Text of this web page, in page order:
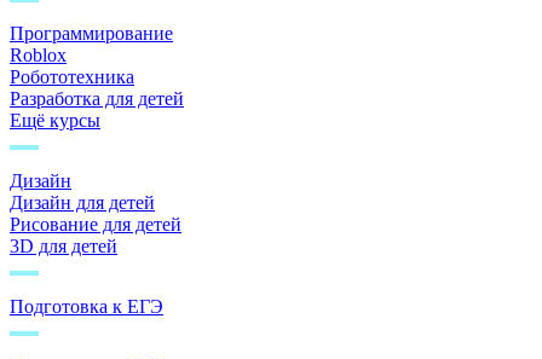
Программирование
Roblox
Робототехника
Разработка для детей
Ещё курсы
Дизайн
Дизайн для детей
Рисование для детей
3D для детей
Подготовка к ЕГЭ